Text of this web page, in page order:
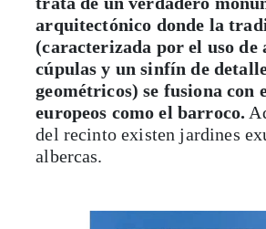
arquitectónico donde la
(caracterizada por el uso de
cúpulas y un sinfín de
geométricos) se fusiona con
europeos como el barroco.
del recinto existen jardines
albercas.